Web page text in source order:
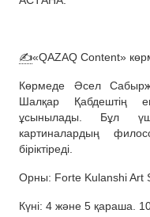
✍️«QAZAQ Content»
Көрмеде Әсел
Шалқар Қабдештің
ұсынылады. Бұл үш
картиналардың
біріктіреді.
Орны: Forte Kulanshi Art
Күні: 4 және 5 қараша.